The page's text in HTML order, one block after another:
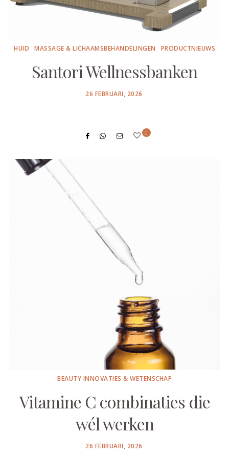
HUID MASSAGE & LICHAAMSBEHANDELINGEN PRODUCTNIEUWS
Santori Wellnessbanken
POSTED
26 FEBRUARI, 2026
0
BEAUTY INNOVATIES & WETENSCHAP
Vitamine C combinaties die
wél werken
POSTED
26 FEBRUARI, 2026